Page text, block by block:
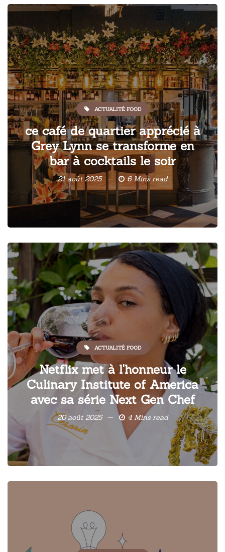
ACTUALITÉ FOOD
ce café de quartier apprécié à
Grey Lynn se transforme en
bar à cocktails le soir
21 août 2025 6 Mins read
ACTUALITÉ FOOD
Netflix met à l'honneur le
Culinary Institute of America
avec sa série Next Gen Chef
20 août 2025 4 Mins read